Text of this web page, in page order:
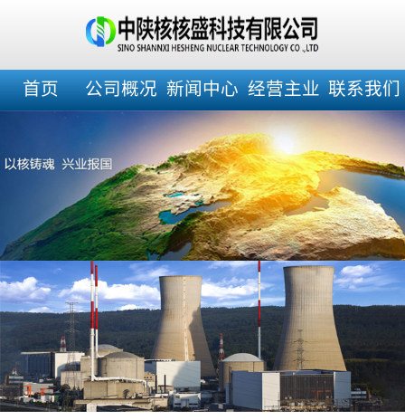
首页 公司概况 新闻中心 经营主业 联系我们